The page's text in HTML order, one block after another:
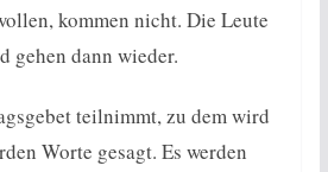
kommen nicht. Die Leute
gehen dann wieder.
teilnimmt, zu dem wird
Worte gesagt. Es werden